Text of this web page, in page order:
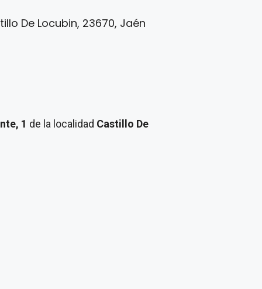
De Locubin, 23670, Jaén
1 de la localidad Castillo De